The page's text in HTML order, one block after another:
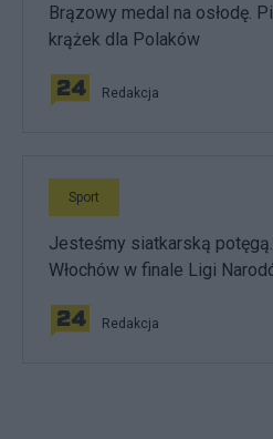
Brązowy medal na osłodę.
krążek dla Polaków
Redakcja
Sport
Jesteśmy siatkarską
Włochów w finale Ligi
Redakcja